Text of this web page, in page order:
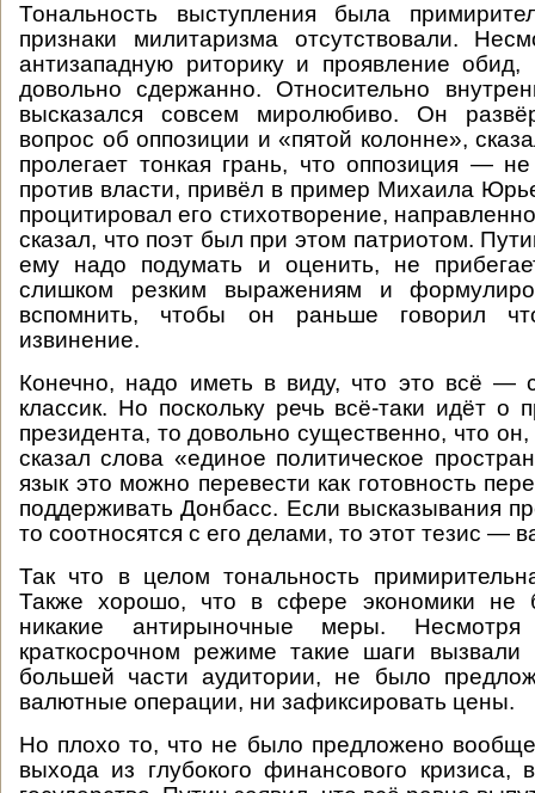
Тональность выступления была
признаки милитаризма отсутствовали.
антизападную риторику и проявление
довольно сдержанно. Относительно
высказался совсем миролюбиво. Он
вопрос об оппозиции и «пятой колонне»,
пролегает тонкая грань, что оппозиция —
против власти, привёл в пример Михаила
процитировал его стихотворение,
сказал, что поэт был при этом патриотом.
ему надо подумать и оценить, не
слишком резким выражениям и
вспомнить, чтобы он раньше говорил
извинение.
Конечно, надо иметь в виду, что это всё —
классик. Но поскольку речь всё-таки идёт о
президента, то довольно существенно, что
сказал слова «единое политическое
язык это можно перевести как готовность
поддерживать Донбасс. Если высказывания
то соотносятся с его делами, то этот тезис —
Так что в целом тональность
Также хорошо, что в сфере экономики не
никакие антирыночные меры.
краткосрочном режиме такие шаги вызвали
большей части аудитории, не было
валютные операции, ни зафиксировать цены.
Но плохо то, что не было предложено вообще
выхода из глубокого финансового кризиса,